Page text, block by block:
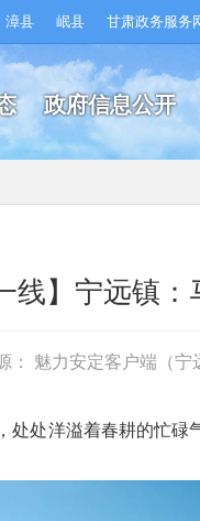
漳县 岷县 甘肃政务服务
政府信息公开
线】宁远镇
： 魅力安定客户端（宁
处处洋溢着春耕的忙